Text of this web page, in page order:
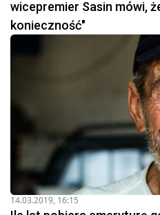
wicepremier Sasin mówi,
konieczność"
14.03.2019, 16:15